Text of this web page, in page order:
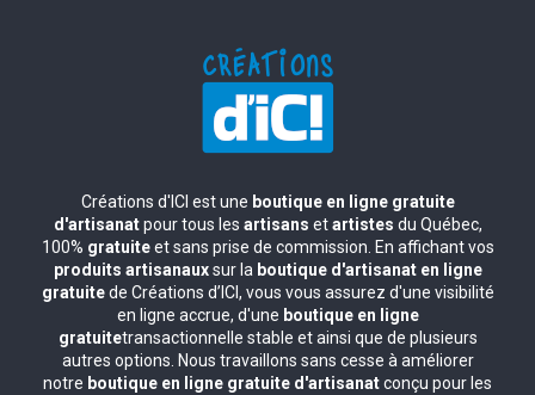
Créations d'ICI est une boutique en ligne gratuite
d'artisanatpour tous les artisans etartistes du Québec,
100% gratuiteet sans prise de commission. En affichant vos
produits artisanauxsur la boutique d'artisanat en ligne
gratuitede Créations d’ICI, vous vous assurez d'une visibilité
en ligne accrue, d'une boutique en ligne
gratuitetransactionnelle stable et ainsi que de plusieurs
autres options. Nous travaillons sans cesse à améliorer
notre boutique en ligne gratuite d'artisanatconçu pour les